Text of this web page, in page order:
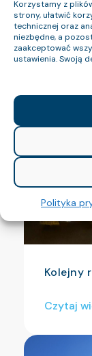
Korzystamy z
strony, ułatwić
technicznej oraz
niezbędne, a
zaakceptować
ustawienia. Swoją
Polityka
Przerwa
Fabryki
Czytaj
Kolejny
Czytaj